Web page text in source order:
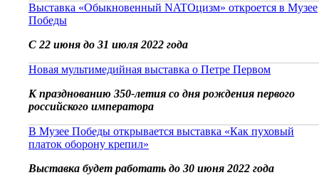
Выставка «Обыкновенный NATOцизм» откроется в Музее
Победы
С 22 июня до 31 июля 2022 года
Новая мультимедийная выставка о Петре Первом
К празднованию 350-летия со дня рождения первого
российского императора
В Музее Победы открывается выставка «Как пуховый
платок оборону крепил»
Выставка будет работать до 30 июня 2022 года